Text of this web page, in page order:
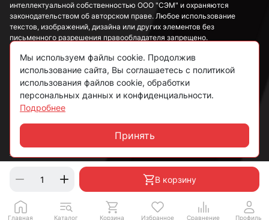
В корзину
интеллектуальной собственностью ООО "СЭМ" и охраняются
законодательством об авторском праве. Любое использование
текстов, изображений, дизайна или других элементов без
письменного разрешения правообладателя запрещено.
Информация, представленная на сайте, носит исключительно
ознакомительный характер и не может рассматриваться как
публичная оферта в соответствии со ст. 437 ГК РФ.
Политика конфиденциальности
Согласие на обработку данных
Пользовательское соглашение
Главная Каталог Корзина Избранное Сравнение Профиль
Мы используем файлы cookie. Продолжив
использование сайта, Вы соглашаетесь с политикой
использования файлов cookie, обработки
персональных данных и конфиденциальности.
Подробнее
Принять
Чат